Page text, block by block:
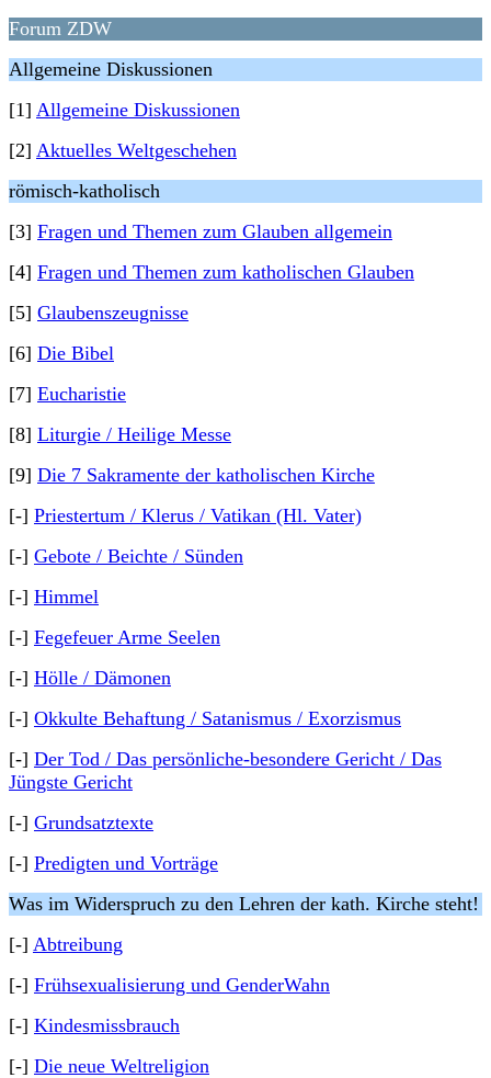
Forum ZDW
Allgemeine Diskussionen
[1] Allgemeine Diskussionen
[2] Aktuelles Weltgeschehen
römisch-katholisch
[3] Fragen und Themen zum Glauben allgemein
[4] Fragen und Themen zum katholischen Glauben
[5] Glaubenszeugnisse
[6] Die Bibel
[7] Eucharistie
[8] Liturgie / Heilige Messe
[9] Die 7 Sakramente der katholischen Kirche
[-] Priestertum / Klerus / Vatikan (Hl. Vater)
[-] Gebote / Beichte / Sünden
[-] Himmel
[-] Fegefeuer Arme Seelen
[-] Hölle / Dämonen
[-] Okkulte Behaftung / Satanismus / Exorzismus
[-] Der Tod / Das persönliche-besondere Gericht / Das
Jüngste Gericht
[-] Grundsatztexte
[-] Predigten und Vorträge
Was im Widerspruch zu den Lehren der kath. Kirche steht!
[-] Abtreibung
[-] Frühsexualisierung und GenderWahn
[-] Kindesmissbrauch
[-] Die neue Weltreligion